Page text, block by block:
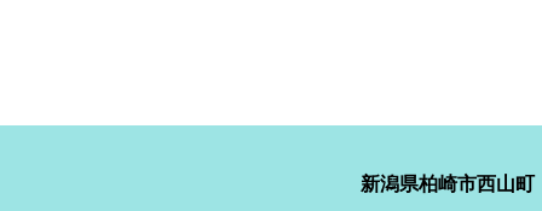
新潟県柏崎市西山